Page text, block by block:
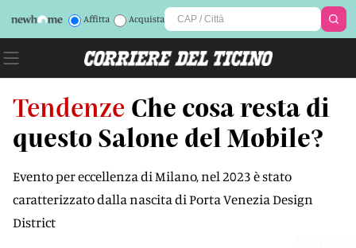
Affitta Acquista
Tendenze Che cosa resta di
questo Salone del Mobile?
Evento per eccellenza di Milano, nel 2023 è stato
caratterizzato dalla nascita di Porta Venezia Design
District